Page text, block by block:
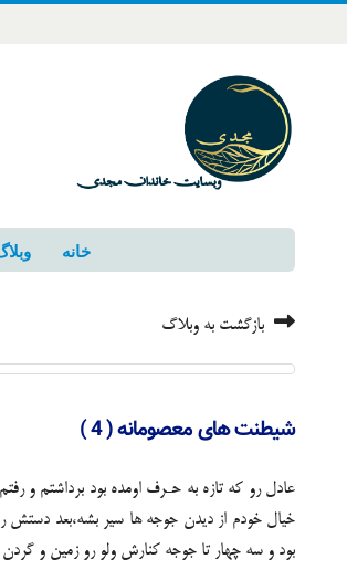
خانه
بازگشت به وبلاگ
شیطنت های معصومانه ( 4 )
عادل رو که تازه به حـرف اومده بود برداشتم و
خیال خودم از دیدن جوجه ها سیر بشه،بعد دستش
بود و سه چهار تا جوجه کنارش ولو رو زمین و